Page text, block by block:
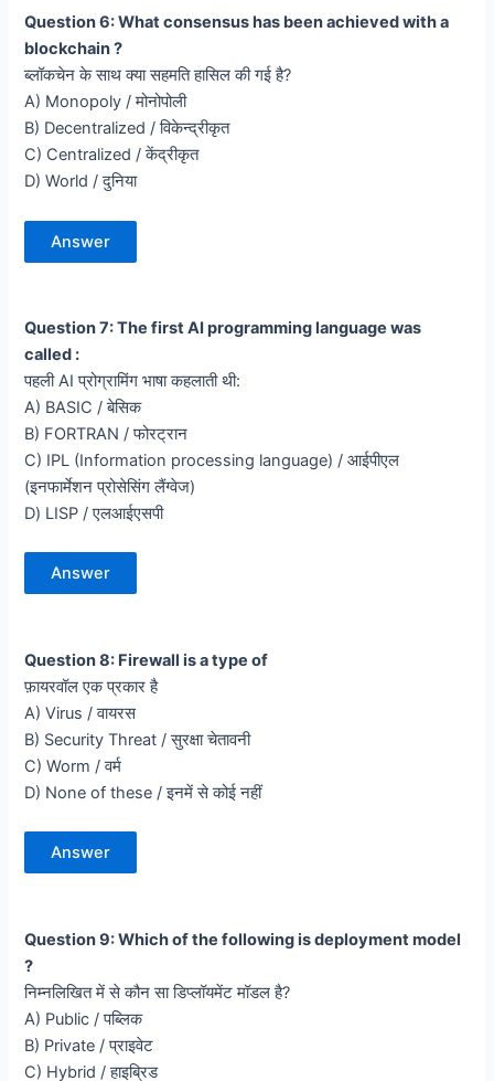
Question 6: What consensus has been achieved with a
blockchain ?
ब्लॉकचेन के साथ क्या सहमति हासिल की गई है?
A) Monopoly / मोनोपोली
B) Decentralized / विकेन्द्रीकृत
C) Centralized / केंद्रीकृत
D) World / दुनिया
Answer
Question 7: The first AI programming language was
called :
पहली AI प्रोग्रामिंग भाषा कहलाती थी:
A) BASIC / बेसिक
B) FORTRAN / फोरट्रान
C) IPL (Information processing language) / आईपीएल
(इनफार्मेशन प्रोसेसिंग लैंग्वेज)
D) LISP / एलआईएसपी
Answer
Question 8: Firewall is a type of
फ़ायरवॉल एक प्रकार है
A) Virus / वायरस
B) Security Threat / सुरक्षा चेतावनी
C) Worm / वर्म
D) None of these / इनमें से कोई नहीं
Answer
Question 9: Which of the following is deployment model
?
निम्नलिखित में से कौन सा डिप्लॉयमेंट मॉडल है?
A) Public / पब्लिक
B) Private / प्राइवेट
C) Hybrid / हाइब्रिड